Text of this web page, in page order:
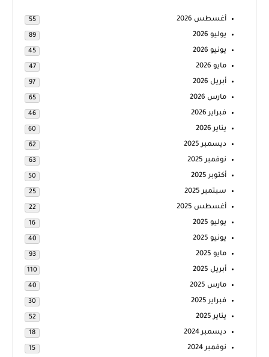
أغسطس 2026 55
يوليو 2026 89
يونيو 2026 45
مايو 2026 47
أبريل 2026 97
مارس 2026 65
فبراير 2026 46
يناير 2026 60
ديسمبر 2025 62
نوفمبر 2025 63
أكتوبر 2025 50
سبتمبر 2025 25
أغسطس 2025 22
يوليو 2025 16
يونيو 2025 40
مايو 2025 93
أبريل 2025 110
مارس 2025 40
فبراير 2025 30
يناير 2025 52
ديسمبر 2024 18
نوفمبر 2024 15